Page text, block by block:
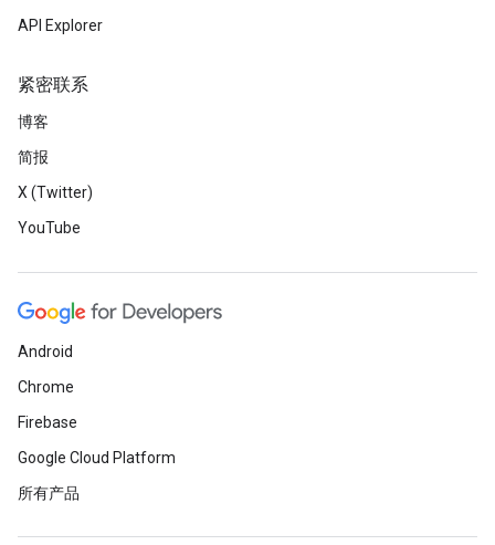
API Explorer
紧密联系
博客
简报
X (Twitter)
YouTube
Android
Chrome
Firebase
Google Cloud Platform
所有产品